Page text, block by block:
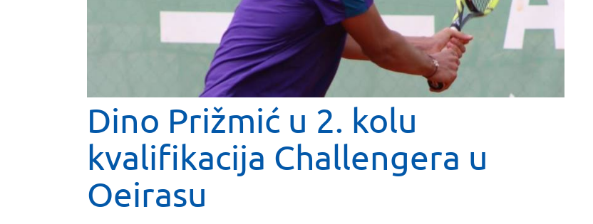
Dino Prižmić u 2. kolu
kvalifikacija Challengera u
Oeirasu